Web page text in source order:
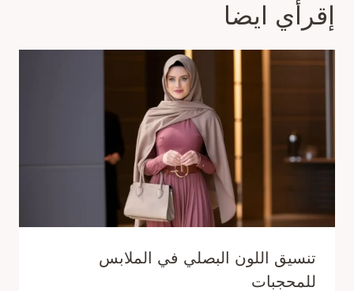
إقرأي ايضا
تنسيق اللون البصلي في الملابس
للمحجبات